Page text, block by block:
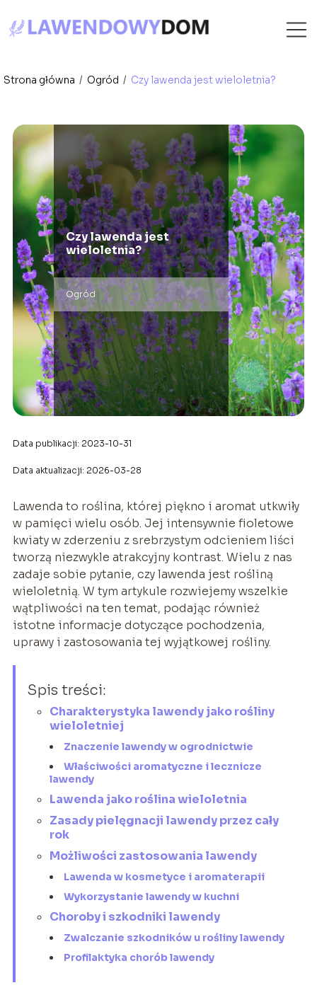
Strona główna / Ogród / Czy lawenda jest wieloletnia?
Czy lawenda jest
wieloletnia?
Ogród
Data publikacji: 2023-10-31
Data aktualizacji: 2026-03-28
Lawenda to roślina, której piękno i aromat utkwiły
w pamięci wielu osób. Jej intensywnie fioletowe
kwiaty w zderzeniu z srebrzystym odcieniem liści
tworzą niezwykle atrakcyjny kontrast. Wielu z nas
zadaje sobie pytanie, czy lawenda jest rośliną
wieloletnią. W tym artykule rozwiejemy wszelkie
wątpliwości na ten temat, podając również
istotne informacje dotyczące pochodzenia,
uprawy i zastosowania tej wyjątkowej rośliny.
Spis treści:
Charakterystyka lawendy jako rośliny
wieloletniej
Znaczenie lawendy w ogrodnictwie
Właściwości aromatyczne i lecznicze
lawendy
Lawenda jako roślina wieloletnia
Zasady pielęgnacji lawendy przez cały
rok
Możliwości zastosowania lawendy
Lawenda w kosmetyce i aromaterapii
Wykorzystanie lawendy w kuchni
Choroby i szkodniki lawendy
Zwalczanie szkodników u rośliny lawendy
Profilaktyka chorób lawendy